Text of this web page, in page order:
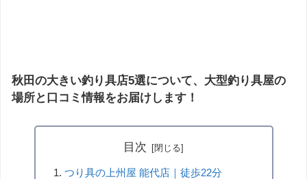
秋田の大きい釣り具店5選について、大型釣り具屋の
場所と口コミ情報をお届けします！
目次
つり具の上州屋 能代店｜徒歩22分